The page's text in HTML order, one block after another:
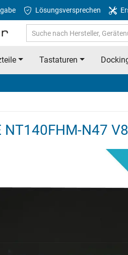
Lösungsversprechen
Tastaturen
NT140FHM-N47